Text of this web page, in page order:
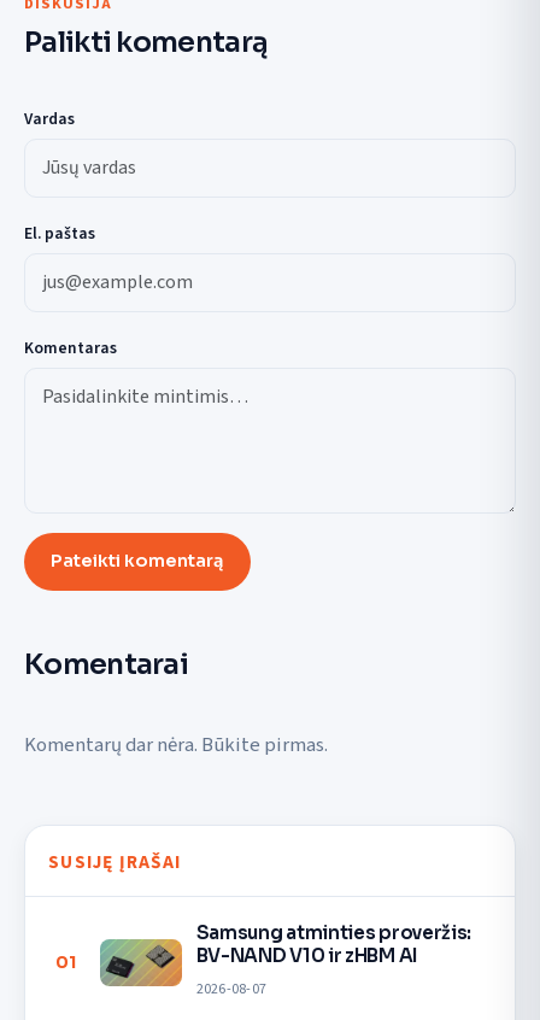
Palikti komentarą
Vardas
El. paštas
Komentaras
Pateikti komentarą
Komentarai
Komentarų dar nėra. Būkite pirmas.
SUSIJĘ ĮRAŠAI
01
Samsung atminties proveržis:
BV-NAND V10 ir zHBM AI
2026-08-07